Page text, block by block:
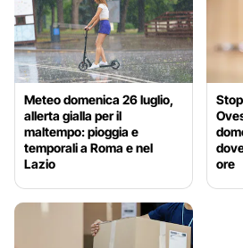
Meteo domenica 26 luglio,
allerta gialla per il
maltempo: pioggia e
temporali a Roma e nel
Lazio
ore